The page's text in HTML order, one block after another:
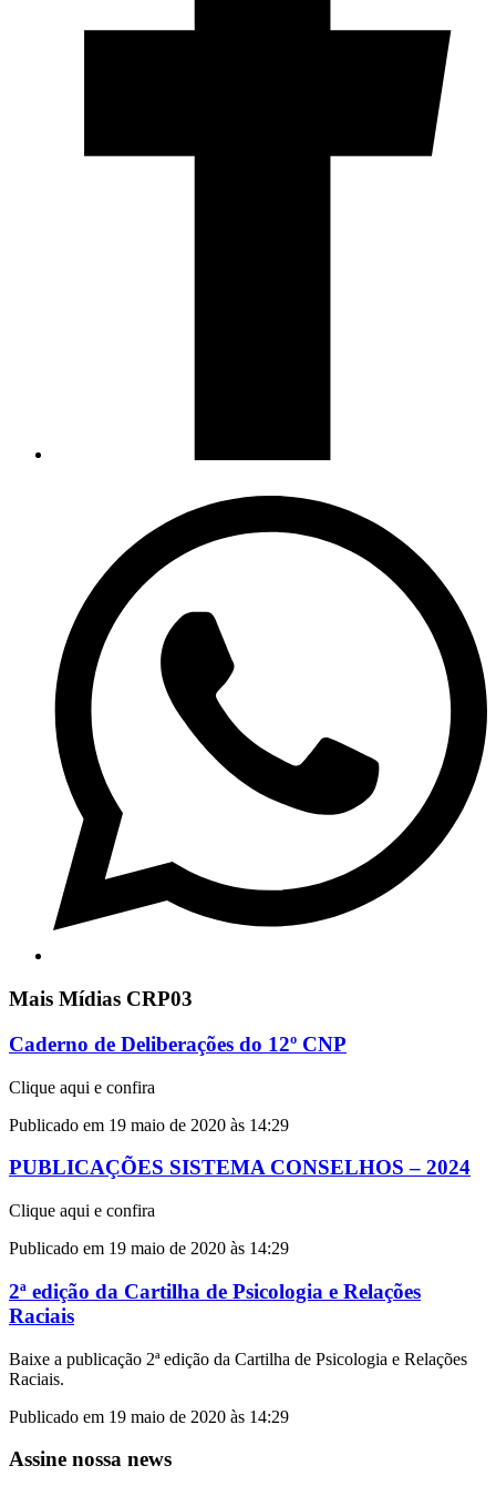
Mais Mídias CRP03
Caderno de Deliberações do 12º CNP
Clique aqui e confira
Publicado em 19 maio de 2020 às 14:29
PUBLICAÇÕES SISTEMA CONSELHOS – 2024
Clique aqui e confira
Publicado em 19 maio de 2020 às 14:29
2ª edição da Cartilha de Psicologia e Relações
Raciais
Baixe a publicação 2ª edição da Cartilha de Psicologia e Relações
Raciais.
Publicado em 19 maio de 2020 às 14:29
Assine nossa news